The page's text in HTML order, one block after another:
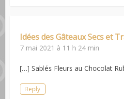
Idées des Gâteaux Secs et
7 mai 2021 à 11 h 24 min
[…] Sablés Fleurs au Chocolat
Reply